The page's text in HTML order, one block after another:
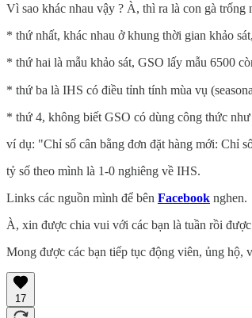
Vì sao khác nhau vậy ? À, thì ra là con gà trống
* thứ nhất, khác nhau ở khung thời gian khảo
* thứ hai là mẫu khảo sát, GSO lấy mẫu 6500
* thứ ba là IHS có điều tỉnh tính mùa vụ
* thứ 4, không biết GSO có dùng công thức
ví dụ: "Chỉ số cân bằng đơn đặt hàng mới: Chỉ
tỷ số theo mình là 1-0 nghiêng về IHS.
Links các nguồn mình để bên Facebook nghen.
À, xin được chia vui với các bạn là tuần rồi
Mong được các bạn tiếp tục động viên, ủng hộ,
17